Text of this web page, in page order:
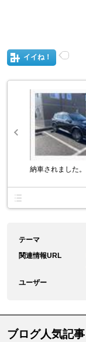
イイね！
納車されました。
テーマ
関連情報URL
ユーザー
ブログ人気記事